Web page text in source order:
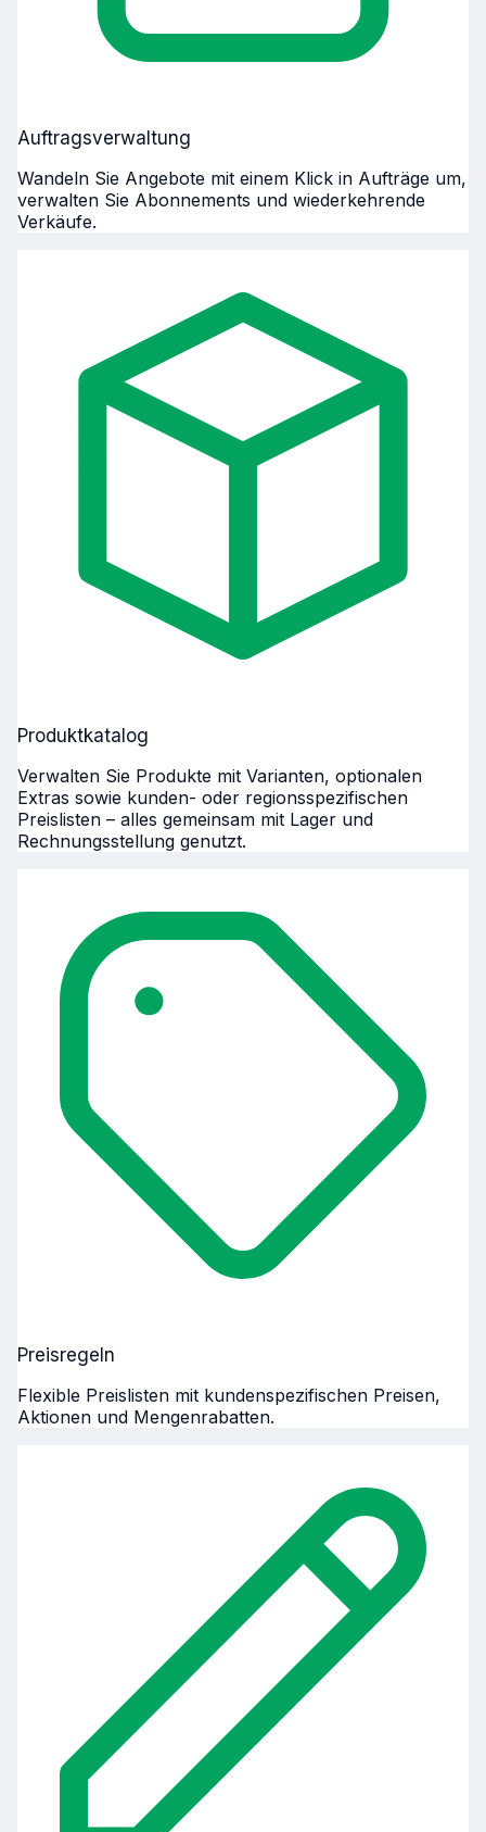
Auftragsverwaltung
Wandeln Sie Angebote mit einem Klick in Aufträge um,
verwalten Sie Abonnements und wiederkehrende
Verkäufe.
Produktkatalog
Verwalten Sie Produkte mit Varianten, optionalen
Extras sowie kunden- oder regionsspezifischen
Preislisten – alles gemeinsam mit Lager und
Rechnungsstellung genutzt.
Preisregeln
Flexible Preislisten mit kundenspezifischen Preisen,
Aktionen und Mengenrabatten.